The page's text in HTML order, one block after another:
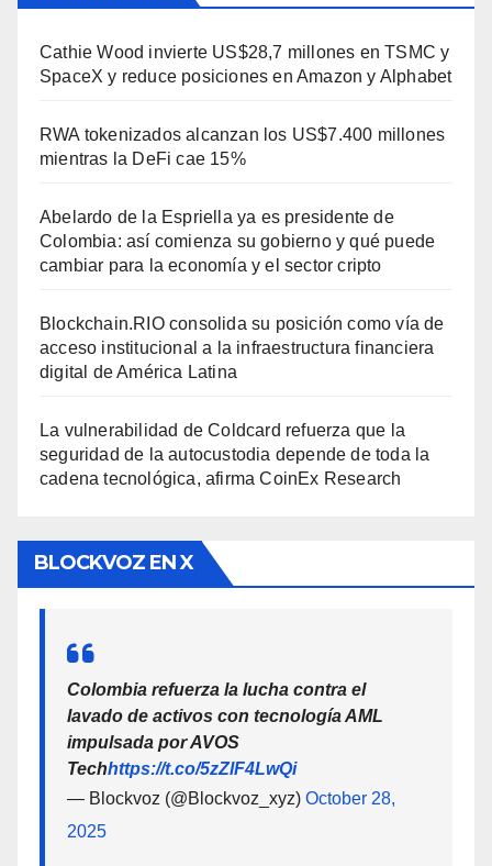
Cathie Wood invierte US$28,7 millones en TSMC y
SpaceX y reduce posiciones en Amazon y Alphabet
RWA tokenizados alcanzan los US$7.400 millones
mientras la DeFi cae 15%
Abelardo de la Espriella ya es presidente de
Colombia: así comienza su gobierno y qué puede
cambiar para la economía y el sector cripto
Blockchain.RIO consolida su posición como vía de
acceso institucional a la infraestructura financiera
digital de América Latina
La vulnerabilidad de Coldcard refuerza que la
seguridad de la autocustodia depende de toda la
cadena tecnológica, afirma CoinEx Research
BLOCKVOZ EN X
Colombia refuerza la lucha contra el
lavado de activos con tecnología AML
impulsada por AVOS
Techhttps://t.co/5zZlF4LwQi
— Blockvoz (@Blockvoz_xyz) October 28,
2025